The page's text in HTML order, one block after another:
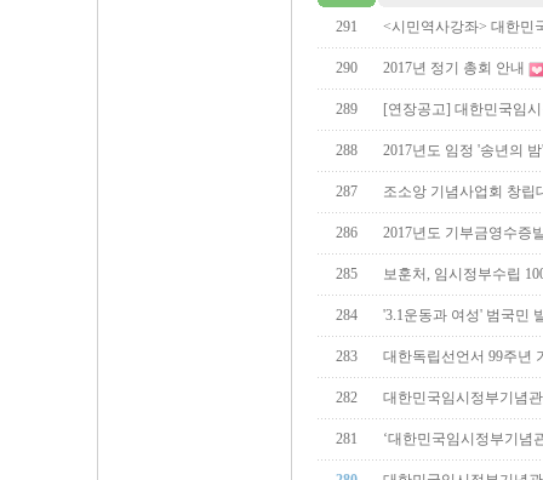
291 <시민역사강좌> 대한
290 2017년 정기 총회 안내
289 [연장공고] 대한민국임
288 2017년도 임정 '송년의
287 조소앙 기념사업회 창
286 2017년도 기부금영수증
285 보훈처, 임시정부수립
284 '3.1운동과 여성' 범국민
283 대한독립선언서 99주년
282 대한민국임시정부기념
281 ‘대한민국임시정부기